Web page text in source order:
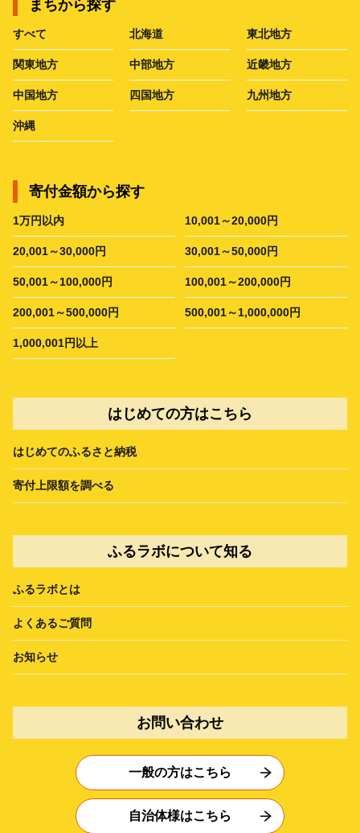
まちから探す
すべて 北海道 東北地方
関東地方 中部地方 近畿地方
中国地方 四国地方 九州地方
沖縄
寄付金額から探す
1万円以内 10,001～20,000円
20,001～30,000円 30,001～50,000円
50,001～100,000円 100,001～200,000円
200,001～500,000円 500,001～1,000,000円
1,000,001円以上
はじめての方はこちら
はじめてのふるさと納税
寄付上限額を調べる
ふるラボについて知る
ふるラボとは
よくあるご質問
お知らせ
お問い合わせ
一般の方はこちら
自治体様はこちら